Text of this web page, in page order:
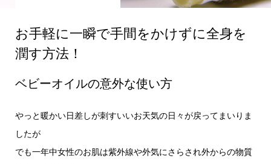
お手軽に一瞬で手間をかけずに全身を
潤す方法！
ベビーオイルの意外な使い方
やっと暖かい日差しが刺すいいお天気の日々が戻ってまいりま
したが
でも一年中女性のお肌は紫外線や外気にさらされ外からの物質